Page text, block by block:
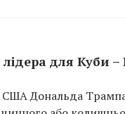
для Куби –
США Дональда